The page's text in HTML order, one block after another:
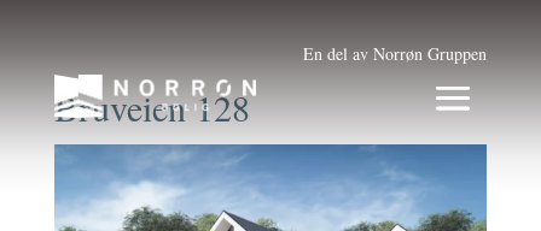
En del av Norrøn Gruppen
Bruveien 128